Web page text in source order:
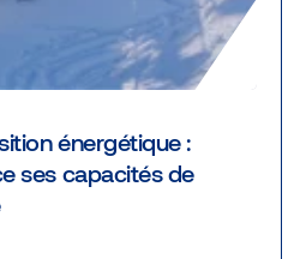
énergétique :
ses capacités de